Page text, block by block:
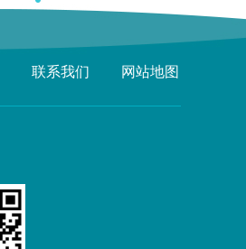
联系我们 网站地图